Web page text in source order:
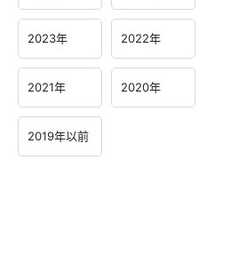
2023年 2022年
2021年 2020年
2019年以前